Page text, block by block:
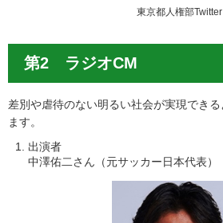
東京都人権部Twitter
第2 ラジオCM
差別や虐待のない明るい社会が実現でき
ます。
出演者
中澤佑二さん（元サッカー日本代表）